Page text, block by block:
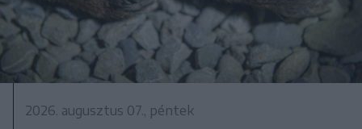
2026. augusztus 07., péntek